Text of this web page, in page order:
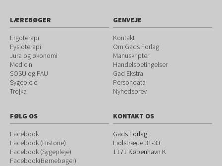
LÆREBØGER
Ergoterapi
Fysioterapi
Jura og økonomi
Medicin
SOSU og PAU
Sygepleje
Trojka
GENVEJE
Kontakt
Om Gads Forlag
Manuskripter
Handelsbetingelser
Gad Ekstra
Persondata
Nyhedsbrev
FØLG OS
Facebook
Facebook (Historie)
Facebook (Sygepleje)
Facebook(Børnebøger)
KONTAKT OS
Gads Forlag
Fiolstræde 31-33
1171 København K